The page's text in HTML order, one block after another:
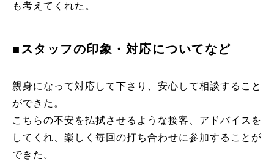
も考えてくれた。
■スタッフの印象・対応についてなど
親身になって対応して下さり、安心して相談すること
ができた。
こちらの不安を払拭させるような接客、アドバイスを
してくれ、楽しく毎回の打ち合わせに参加することが
できた。